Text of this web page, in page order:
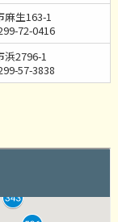
麻生163-1
72-0416
浜2796-1
57-3838